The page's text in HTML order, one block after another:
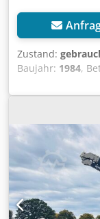
Zustand:
Baujahr: 1984,
Hersteller Coles
Stunden
Abstützbasis 5,9
Gesamtmasse
Drehbereich
Hubraum 6086
Motor: 6-Zylinder
Getriebe: 4